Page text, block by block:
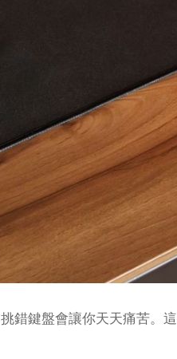
錯鍵盤會讓你天天痛苦。這